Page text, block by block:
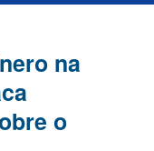
na
o